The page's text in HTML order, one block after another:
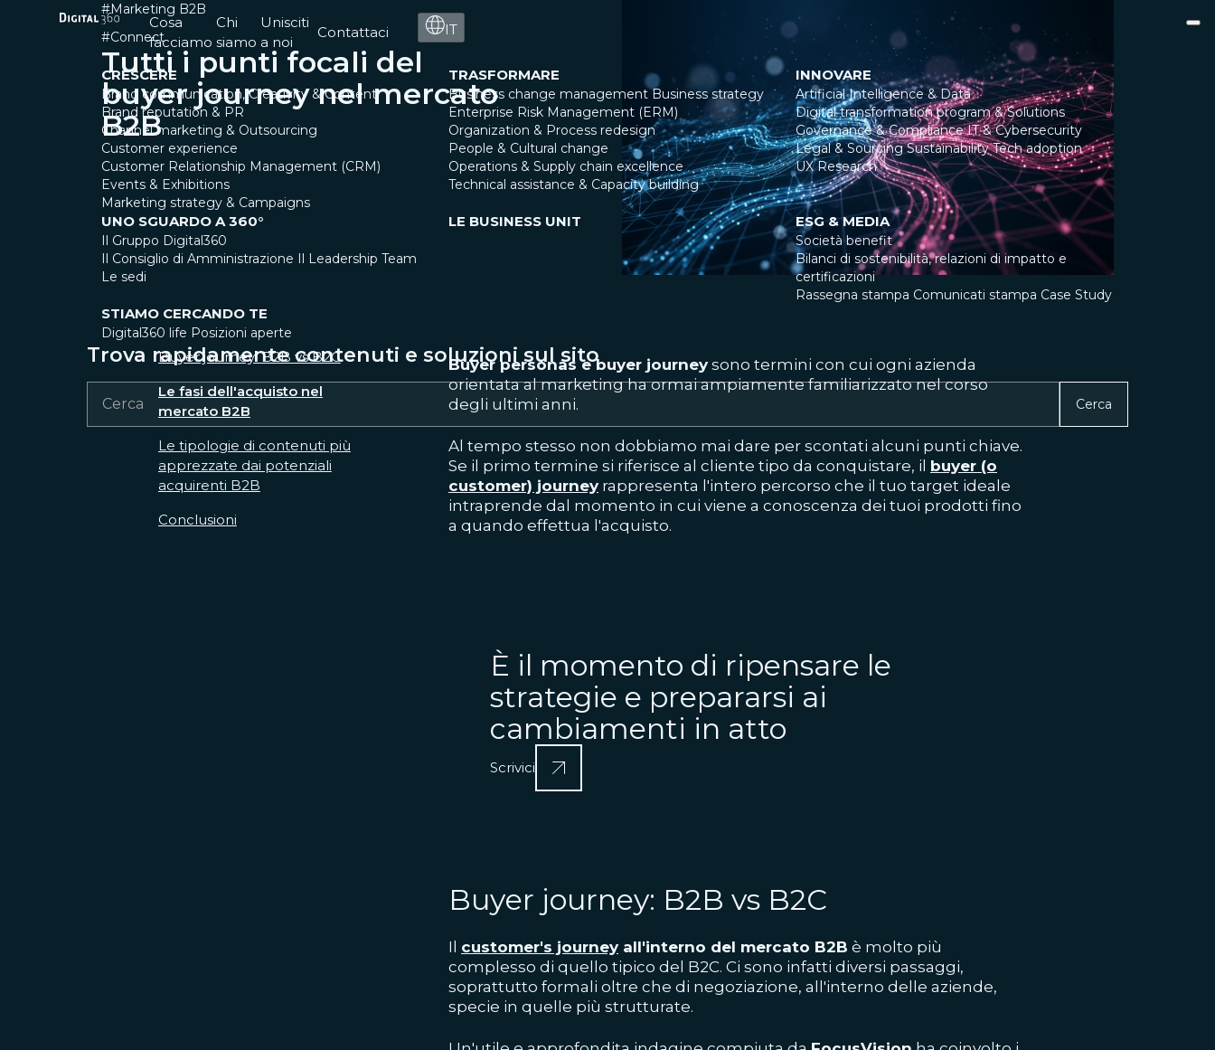
Cosa
facciamo
Chi
siamo
Unisciti
a noi
Contattaci IT
CRESCERE
Brand communication, Creativity & Content
Brand reputation & PR
Channel marketing & Outsourcing
Customer experience
Customer Relationship Management (CRM)
Events & Exhibitions
Marketing strategy & Campaigns
TRASFORMARE
Business change management Business strategy
Enterprise Risk Management (ERM)
Organization & Process redesign
People & Cultural change
Operations & Supply chain excellence
Technical assistance & Capacity building
INNOVARE
Artificial Intelligence & Data
Digital transformation program & Solutions
Governance & Compliance IT & Cybersecurity
Legal & Sourcing Sustainability Tech adoption
UX Research
UNO SGUARDO A 360°
Il Gruppo Digital360
Il Consiglio di Amministrazione Il Leadership Team
Le sedi
LE BUSINESS UNIT ESG & MEDIA
Società benefit
Bilanci di sostenibilità, relazioni di impatto e
certificazioni
Rassegna stampa Comunicati stampa Case Study
STIAMO CERCANDO TE
Digital360 life Posizioni aperte
Trova rapidamente contenuti e soluzioni sul sito
Cerca
#Marketing B2B
#Connect
Tutti i punti focali del
buyer journey nel mercato
B2B
Buyer journey: B2B vs B2C
Le fasi dell'acquisto nel
mercato B2B
Le tipologie di contenuti più
apprezzate dai potenziali
acquirenti B2B
Conclusioni
Buyer personas e buyer journey sono termini con cui ogni azienda
orientata al marketing ha ormai ampiamente familiarizzato nel corso
degli ultimi anni.
Al tempo stesso non dobbiamo mai dare per scontati alcuni punti chiave.
Se il primo termine si riferisce al cliente tipo da conquistare, il buyer (o
customer) journey rappresenta l'intero percorso che il tuo target ideale
intraprende dal momento in cui viene a conoscenza dei tuoi prodotti fino
a quando effettua l'acquisto.
È il momento di ripensare le
strategie e prepararsi ai
cambiamenti in atto
Scrivici
Buyer journey: B2B vs B2C
Il customer's journey all'interno del mercato B2B è molto più
complesso di quello tipico del B2C. Ci sono infatti diversi passaggi,
soprattutto formali oltre che di negoziazione, all'interno delle aziende,
specie in quelle più strutturate.